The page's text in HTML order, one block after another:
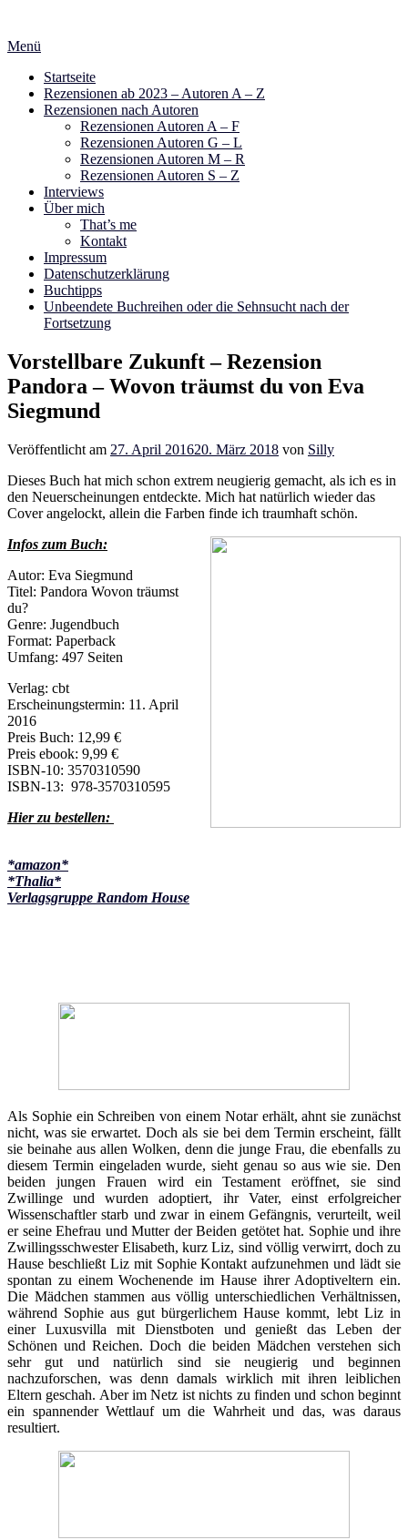
springen
Menü
Startseite
Rezensionen ab 2023 – Autoren A – Z
Rezensionen nach Autoren
Rezensionen Autoren A – F
Rezensionen Autoren G – L
Rezensionen Autoren M – R
Rezensionen Autoren S – Z
Interviews
Über mich
That’s me
Kontakt
Impressum
Datenschutzerklärung
Buchtipps
Unbeendete Buchreihen oder die Sehnsucht nach der
Fortsetzung
Vorstellbare Zukunft – Rezension
Pandora – Wovon träumst du von Eva
Siegmund
Veröffentlicht am 27. April 201620. März 2018 von Silly
Dieses Buch hat mich schon extrem neugierig gemacht, als ich es in
den Neuerscheinungen entdeckte. Mich hat natürlich wieder das
Cover angelockt, allein die Farben finde ich traumhaft schön.
Infos zum Buch:
Autor: Eva Siegmund
Titel: Pandora Wovon träumst
du?
Genre: Jugendbuch
Format: Paperback
Umfang: 497 Seiten
Verlag: cbt
Erscheinungstermin: 11. April
2016
Preis Buch: 12,99 €
Preis ebook: 9,99 €
ISBN-10: 3570310590
ISBN-13: 978-3570310595
Hier zu bestellen:
*amazon*
*Thalia*
Verlagsgruppe Random House
Als Sophie ein Schreiben von einem Notar erhält, ahnt sie zunächst
nicht, was sie erwartet. Doch als sie bei dem Termin erscheint, fällt
sie beinahe aus allen Wolken, denn die junge Frau, die ebenfalls zu
diesem Termin eingeladen wurde, sieht genau so aus wie sie. Den
beiden jungen Frauen wird ein Testament eröffnet, sie sind
Zwillinge und wurden adoptiert, ihr Vater, einst erfolgreicher
Wissenschaftler starb und zwar in einem Gefängnis, verurteilt, weil
er seine Ehefrau und Mutter der Beiden getötet hat. Sophie und ihre
Zwillingsschwester Elisabeth, kurz Liz, sind völlig verwirrt, doch zu
Hause beschließt Liz mit Sophie Kontakt aufzunehmen und lädt sie
spontan zu einem Wochenende im Hause ihrer Adoptiveltern ein.
Die Mädchen stammen aus völlig unterschiedlichen Verhältnissen,
während Sophie aus gut bürgerlichem Hause kommt, lebt Liz in
einer Luxusvilla mit Dienstboten und genießt das Leben der
Schönen und Reichen. Doch die beiden Mädchen verstehen sich
sehr gut und natürlich sind sie neugierig und beginnen
nachzuforschen, was denn damals wirklich mit ihren leiblichen
Eltern geschah. Aber im Netz ist nichts zu finden und schon beginnt
ein spannender Wettlauf um die Wahrheit und das, was daraus
resultiert.